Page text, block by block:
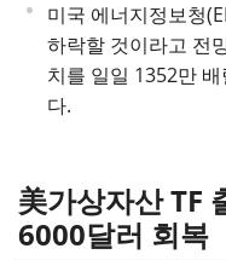
미국 에너지정보청
하락할 것이라고 전
치를 일일 1352만
다.
美가상자산 TF
6000달러 회복